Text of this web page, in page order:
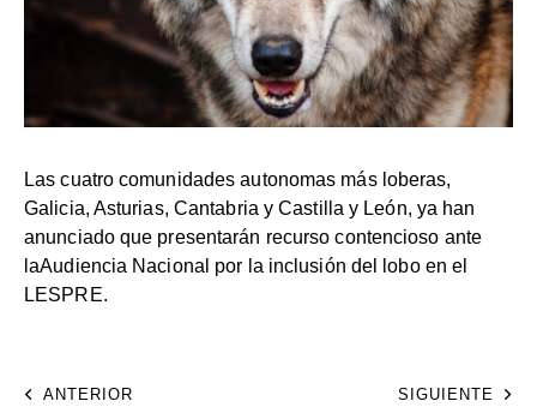
Las cuatro comunidades autonomas más loberas,
Galicia, Asturias, Cantabria y Castilla y León, ya han
anunciado que presentarán recurso contencioso ante
laAudiencia Nacional por la inclusión del lobo en el
LESPRE.
ANTERIOR SIGUIENTE